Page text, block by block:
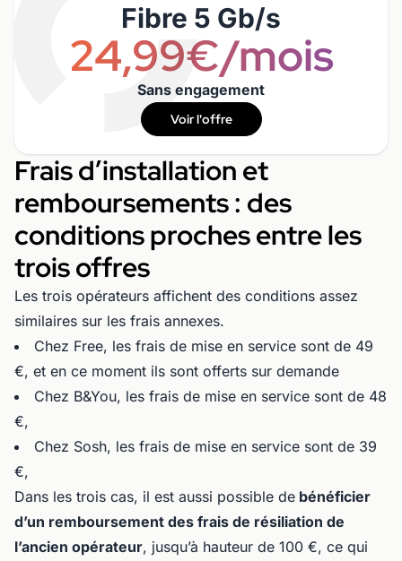
Fibre 5 Gb/s
24,99€/mois
Sans engagement
Voir l'offre
Frais d’installation et
remboursements : des
conditions proches entre les
trois offres
Les trois opérateurs affichent des conditions assez
similaires sur les frais annexes.
Chez Free, les frais de mise en service sont de 49
€, et en ce moment ils sont offerts sur demande
Chez B&You, les frais de mise en service sont de 48
€,
Chez Sosh, les frais de mise en service sont de 39
€,
Dans les trois cas, il est aussi possible de bénéficier
d’un remboursement des frais de résiliation de
l’ancien opérateur, jusqu’à hauteur de 100 €, ce qui